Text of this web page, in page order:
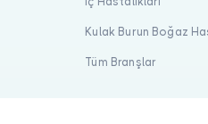
Kulak Burun Boğaz
Tüm Branşlar